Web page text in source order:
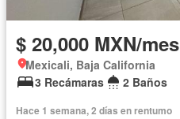
$ 20,000 MXN/mes
Mexicali, Baja California
3 Recámaras
2 Baños
Hace 1 semana, 2 días en rentumo